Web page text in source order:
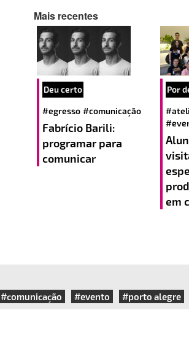
Mais recentes
Deu certo
#egresso #comunicação
Fabrício Barili:
programar para
comunicar
Por
em
#comunicação #evento #porto alegre